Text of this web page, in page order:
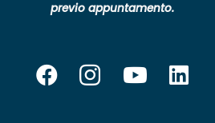
previo appuntamento.